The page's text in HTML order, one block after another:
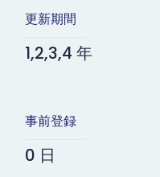
更新期間
1,2,3,4 年
事前登録
0 日